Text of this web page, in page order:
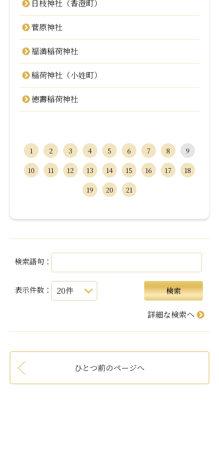
日枝神社（香澄町）
菅原神社
福満稲荷神社
稲荷神社（小姓町）
徳壽稲荷神社
1 2 3 4 5 6 7 8
9
10
11 12 13 14 15 16 17
18
19
20 21
検索語句：
表示件数：
詳細な検索へ
ひとつ前のページへ